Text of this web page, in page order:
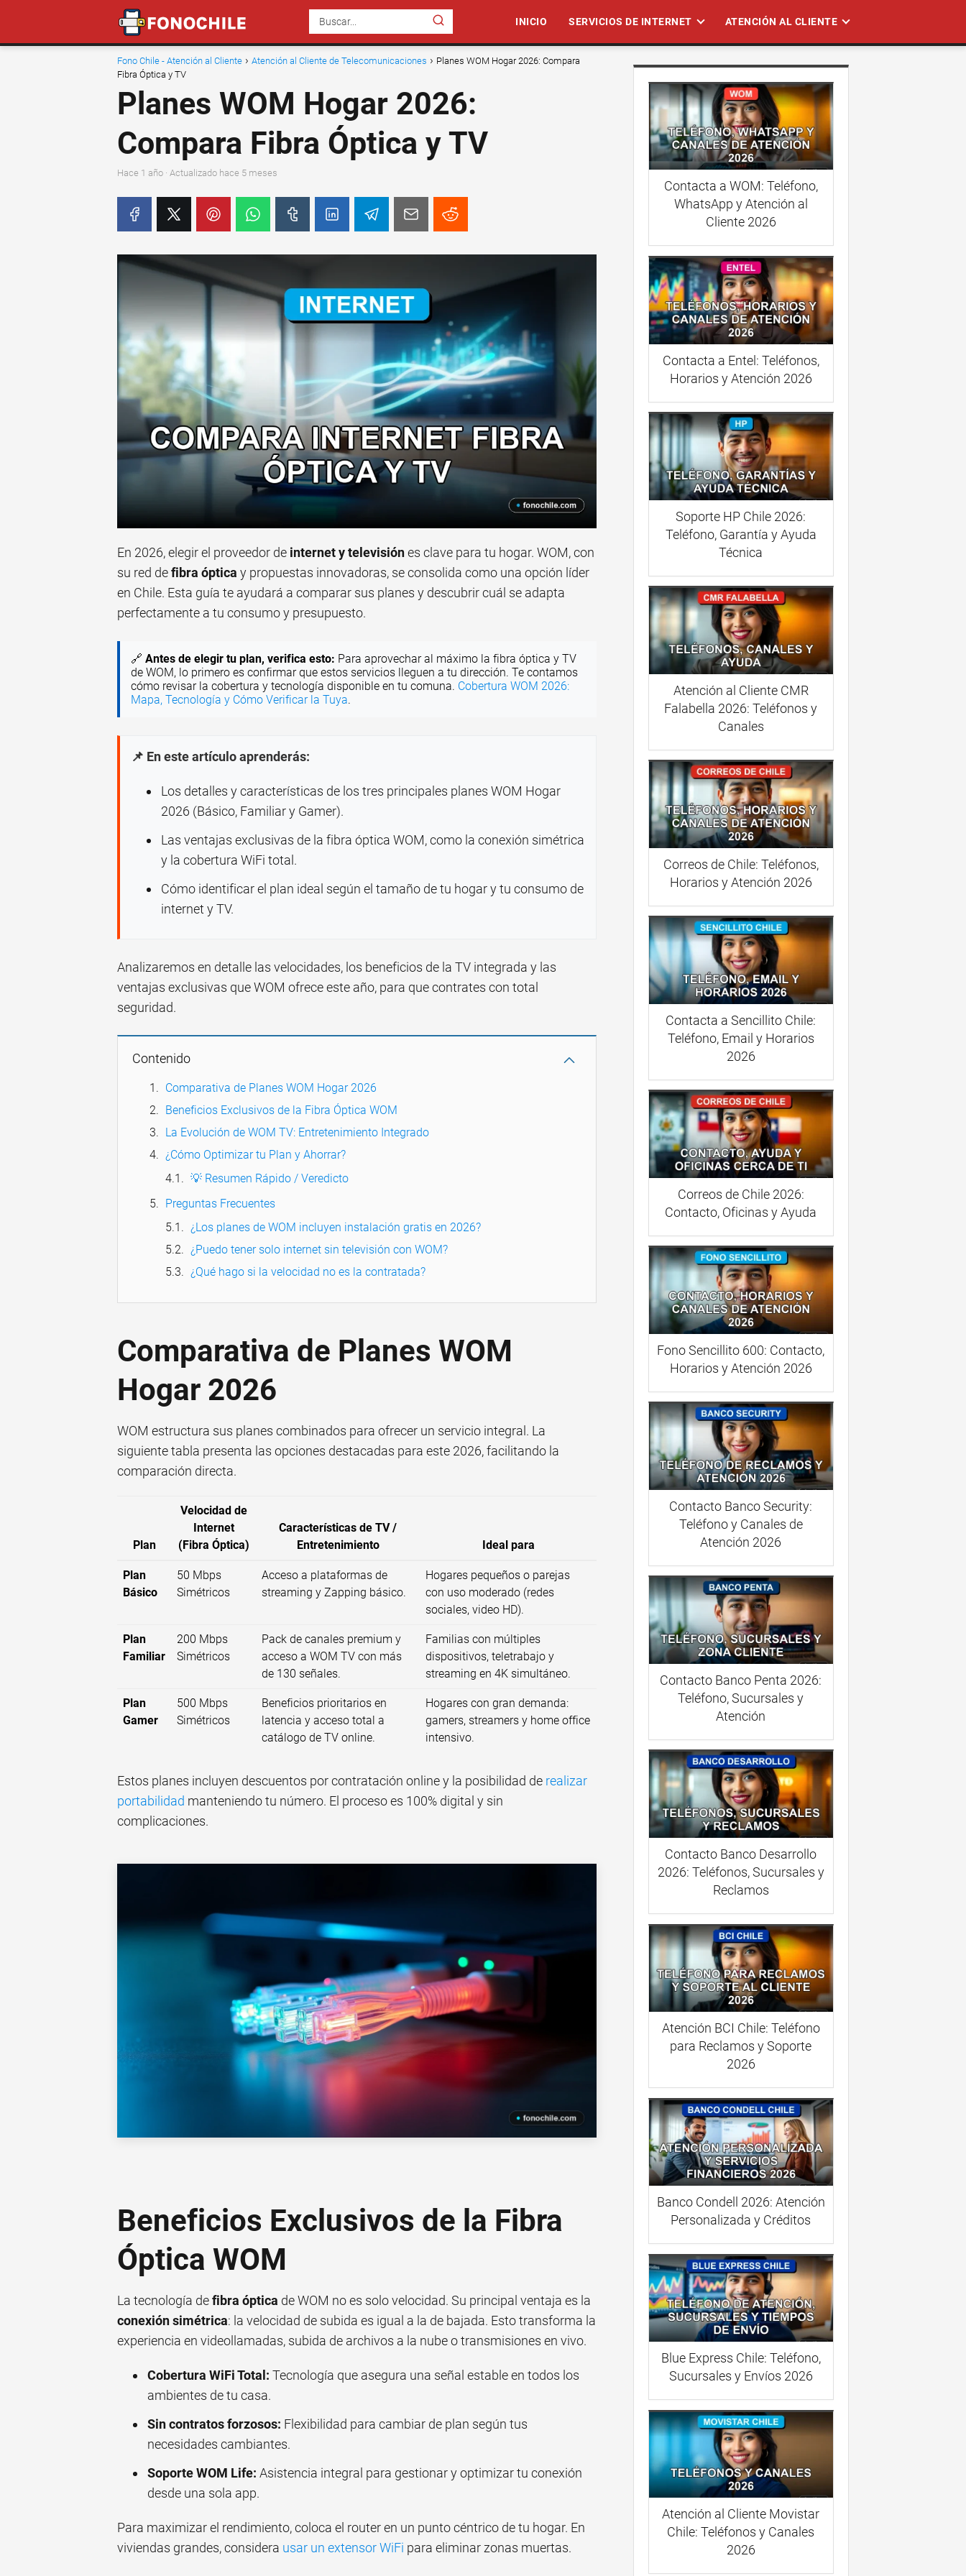
INICIO SERVICIOS DE INTERNET ATENCIÓN AL CLIENTE
Fono Chile - Atención al Cliente Atención al Cliente de Telecomunicaciones
Planes WOM Hogar 2026: Compara
Fibra Óptica y TV
Planes WOM Hogar 2026:
Compara Fibra Óptica y TV
hace 1 año · Actualizado hace 5 meses
En 2026, elegir el proveedor de internet y televisiónes clave para tu hogar. WOM, con
su red defibra óptica y propuestas innovadoras, se consolida como una opción líder
en Chile. Esta guía te ayudará a comparar sus planes y descubrir cuál se adapta
perfectamente a tu consumo y presupuesto.
🔗 Antes de elegir tu plan, verifica esto: Para aprovechar al máximo la fibra óptica y TV
de WOM, lo primero es confirmar que estos servicios lleguen a tu dirección. Te contamos
cómo revisar la cobertura y tecnología disponible en tu comuna. Cobertura WOM 2026:
Mapa, Tecnología y Cómo Verificar la Tuya.
📌 En este artículo aprenderás:
Los detalles y características de los tres principales planes WOM Hogar
2026 (Básico, Familiar y Gamer).
Las ventajas exclusivas de la fibra óptica WOM, como la conexión simétrica
y la cobertura WiFi total.
Cómo identificar el plan ideal según el tamaño de tu hogar y tu consumo de
internet y TV.
Analizaremos en detalle las velocidades, los beneficios de la TV integrada y las
ventajas exclusivas que WOM ofrece este año, para que contrates con total
seguridad.
Contenido
Comparativa de Planes WOM Hogar 2026
Beneficios Exclusivos de la Fibra Óptica WOM
La Evolución de WOM TV: Entretenimiento Integrado
¿Cómo Optimizar tu Plan y Ahorrar?
💡 Resumen Rápido / Veredicto
Preguntas Frecuentes
¿Los planes de WOM incluyen instalación gratis en 2026?
¿Puedo tener solo internet sin televisión con WOM?
¿Qué hago si la velocidad no es la contratada?
Comparativa de Planes WOM
Hogar 2026
WOM estructura sus planes combinados para ofrecer un servicio integral. La
siguiente tabla presenta las opciones destacadas para este 2026, facilitando la
comparación directa.
Plan
Velocidad de
Internet
(Fibra Óptica)
Características de TV /
Entretenimiento
Ideal para
Plan
Básico
50 Mbps
Simétricos
Acceso a plataformas de
streaming y Zapping básico.
Hogares pequeños o parejas
con uso moderado (redes
sociales, video HD).
Plan
Familiar
200 Mbps
Simétricos
Pack de canales premium y
acceso a WOM TV con más
de 130 señales.
Familias con múltiples
dispositivos, teletrabajo y
streaming en 4K simultáneo.
Plan
Gamer
500 Mbps
Simétricos
Beneficios prioritarios en
latencia y acceso total a
catálogo de TV online.
Hogares con gran demanda:
gamers, streamers y home office
intensivo.
Estos planes incluyen descuentos por contratación online y la posibilidad de realizar
portabilidad manteniendo tu número. El proceso es 100% digital y sin
complicaciones.
Beneficios Exclusivos de la Fibra
Óptica WOM
La tecnología defibra óptica de WOM no es solo velocidad. Su principal ventaja es la
conexión simétrica: la velocidad de subida es igual a la de bajada. Esto transforma la
experiencia en videollamadas, subida de archivos a la nube o transmisiones en vivo.
Cobertura WiFi Total: Tecnología que asegura una señal estable en todos los
ambientes de tu casa.
Sin contratos forzosos: Flexibilidad para cambiar de plan según tus
necesidades cambiantes.
Soporte WOM Life: Asistencia integral para gestionar y optimizar tu conexión
desde una sola app.
Para maximizar el rendimiento, coloca el router en un punto céntrico de tu hogar. En
viviendas grandes, considera usar un extensor WiFi para eliminar zonas muertas.
Contacta a WOM: Teléfono,
WhatsApp y Atención al
Cliente 2026
Contacta a Entel: Teléfonos,
Horarios y Atención 2026
Soporte HP Chile 2026:
Teléfono, Garantía y Ayuda
Técnica
Atención al Cliente CMR
Falabella 2026: Teléfonos y
Canales
Correos de Chile: Teléfonos,
Horarios y Atención 2026
Contacta a Sencillito Chile:
Teléfono, Email y Horarios
2026
Correos de Chile 2026:
Contacto, Oficinas y Ayuda
Fono Sencillito 600: Contacto,
Horarios y Atención 2026
Contacto Banco Security:
Teléfono y Canales de
Atención 2026
Contacto Banco Penta 2026:
Teléfono, Sucursales y
Atención
Contacto Banco Desarrollo
2026: Teléfonos, Sucursales y
Reclamos
Atención BCI Chile: Teléfono
para Reclamos y Soporte
2026
Banco Condell 2026: Atención
Personalizada y Créditos
Blue Express Chile: Teléfono,
Sucursales y Envíos 2026
Atención al Cliente Movistar
Chile: Teléfonos y Canales
2026